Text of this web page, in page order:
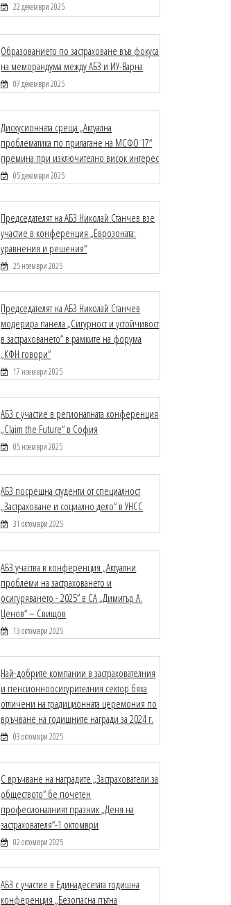
22 декември 2025
Образованието по застраховане във фокуса
на меморандума между АБЗ и ИУ-Варна
07 декември 2025
Дискусионната среща „Актуална
проблематика по прилагане на МСФО 17“
премина при изключително висок интерес
05 декември 2025
Председателят на АБЗ Николай Станчев взе
участие в конференция „Еврозоната:
уравнения и решения“
25 ноември 2025
Председателят на АБЗ Николай Станчев
модерира панела „Сигурност и устойчивост
в застраховането“ в рамките на форума
„КФН говори“
17 ноември 2025
АБЗ с участие в регионалната конференция
„Claim the Future“ в София
05 ноември 2025
АБЗ посрещна студенти от специалност
„Застраховане и социално дело“ в УНСС
31 октомври 2025
АБЗ участва в конференция „Актуални
проблеми на застраховането и
осигуряването - 2025” в СА „Димитър А.
Ценов“ – Свищов
13 октомври 2025
Най-добрите компании в застрахователния
и пенсионноосигурителния сектор бяха
отличени на традиционната церемония по
връчване на годишните награди за 2024 г.
03 октомври 2025
С връчване на наградите „Застрахователи за
обществото“ бе почетен
професионалният празник „Деня на
застрахователя“-1 октомври
02 октомври 2025
АБЗ с участие в Единадесетата годишна
конференция „Безопасна пътна